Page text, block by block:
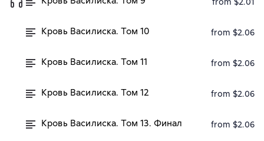
Кровь Василиска. Том 10 from $2.06
Кровь Василиска. Том 11 from $2.06
Кровь Василиска. Том 12 from $2.06
Кровь Василиска. Том 13. Финал from $2.06